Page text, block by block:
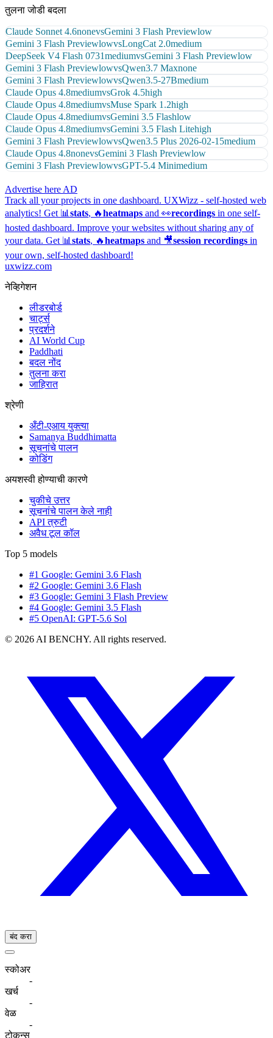
तुलना जोडी बदला
Claude Sonnet 4.6nonevsGemini 3 Flash Previewlow
Gemini 3 Flash PreviewlowvsLongCat 2.0medium
DeepSeek V4 Flash 0731mediumvsGemini 3 Flash Previewlow
Gemini 3 Flash PreviewlowvsQwen3.7 Maxnone
Gemini 3 Flash PreviewlowvsQwen3.5-27Bmedium
Claude Opus 4.8mediumvsGrok 4.5high
Claude Opus 4.8mediumvsMuse Spark 1.2high
Claude Opus 4.8mediumvsGemini 3.5 Flashlow
Claude Opus 4.8mediumvsGemini 3.5 Flash Litehigh
Gemini 3 Flash PreviewlowvsQwen3.5 Plus 2026-02-15medium
Claude Opus 4.8nonevsGemini 3 Flash Previewlow
Gemini 3 Flash PreviewlowvsGPT-5.4 Minimedium
Advertise here AD
Track all your projects in one dashboard. UXWizz - self-hosted web
analytics! Get 📊 stats, 🔥heatmaps and 👀recordings in one self-
hosted dashboard. Improve your websites without sharing any of
your data. Get 📊 stats, 🔥heatmaps and 🎥session recordings in
your own, self-hosted dashboard!
uxwizz.com
नेव्हिगेशन
लीडरबोर्ड
चार्ट्स
प्रदर्शने
AI World Cup
Paddhati
बदल नोंद
तुलना करा
जाहिरात
श्रेणी
अँटी-एआय युक्त्या
Samanya Buddhimatta
सूचनांचे पालन
कोडिंग
अयशस्वी होण्याची कारणे
चुकीचे उत्तर
सूचनांचे पालन केले नाही
API त्रुटी
अवैध टूल कॉल
Top 5 models
#1 Google: Gemini 3.6 Flash
#2 Google: Gemini 3.6 Flash
#3 Google: Gemini 3 Flash Preview
#4 Google: Gemini 3.5 Flash
#5 OpenAI: GPT-5.6 Sol
© 2026 AI BENCHY. All rights reserved.
बंद करा
स्कोअर
-
खर्च
-
वेळ
-
टोकन्स